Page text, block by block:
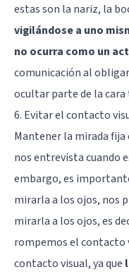
estas son la nariz, la
vigilándose a uno
no ocurra como un
comunicación al
ocultar parte de la
6. Evitar el contacto
Mantener la mirada fija
nos entrevista cuando
embargo, es
mirarla a los ojos, nos
mirarla a los ojos, es
rompemos el contacto
contacto visual, ya que